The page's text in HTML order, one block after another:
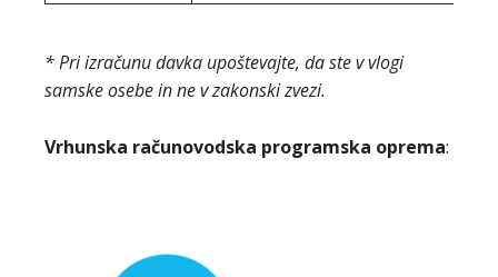
* Pri izračunu davka upoštevajte, da ste v vlogi
samske osebe in ne v zakonski zvezi.
Vrhunska računovodska programska oprema: